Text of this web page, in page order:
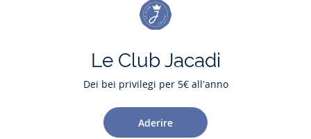
Le Club Jacadi
Dei bei privilegi per 5€ all'anno
Aderire